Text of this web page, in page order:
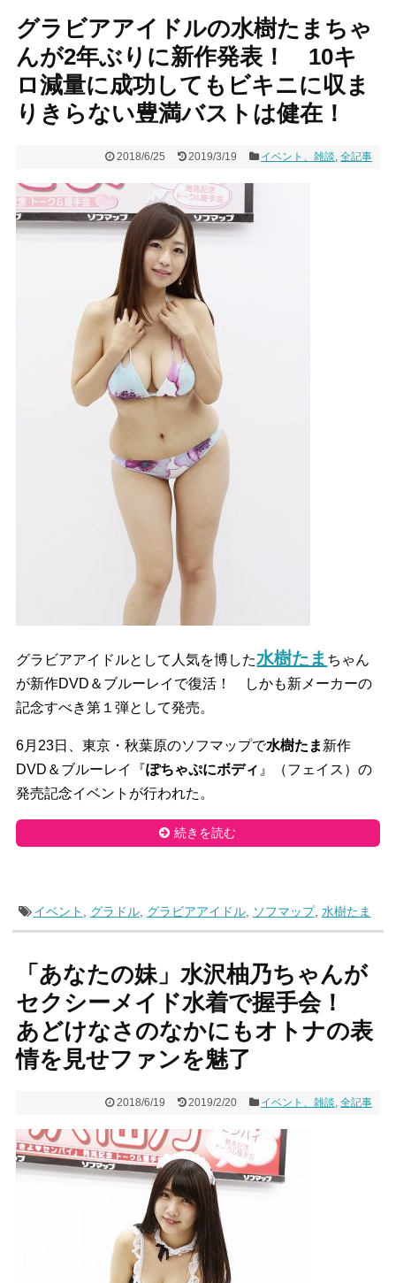
グラビアアイドルの水樹たまちゃ
んが2年ぶりに新作発表！ 10キ
ロ減量に成功してもビキニに収ま
りきらない豊満バストは健在！
2018/6/25 2019/3/19 イベント、雑談,全記事
グラビアアイドルとして人気を博した水樹たま ちゃん
が新作DVD＆ブルーレイで復活！ しかも新メーカーの
記念すべき第１弾として発売。
6月23日、東京・秋葉原のソフマップで水樹たま 新作
DVD＆ブルーレイ『ぽちゃぷにボディ 』（フェイス）の
発売記念イベントが行われた。
続きを読む
イベント グラドル, グラビアアイドル, ソフマップ, 水樹たま
「あなたの妹」水沢柚乃ちゃんが
セクシーメイド水着で握手会！
あどけなさのなかにもオトナの表
情を見せファンを魅了
2018/6/19 2019/2/20 イベント、雑談,全記事